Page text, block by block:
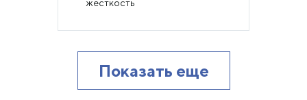
жесткость
Показать еще